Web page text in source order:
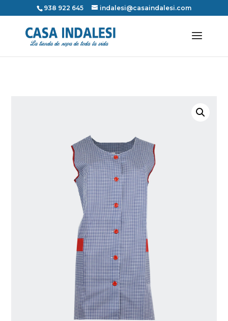
938 922 645 indalesi@casaindalesi.com